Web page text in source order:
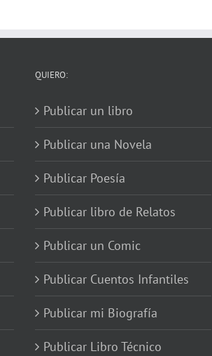
QUIERO:
Publicar un libro
Publicar una Novela
Publicar Poesía
Publicar libro de Relatos
Publicar un Comic
Publicar Cuentos Infantiles
Publicar mi Biografía
Publicar Libro Técnico